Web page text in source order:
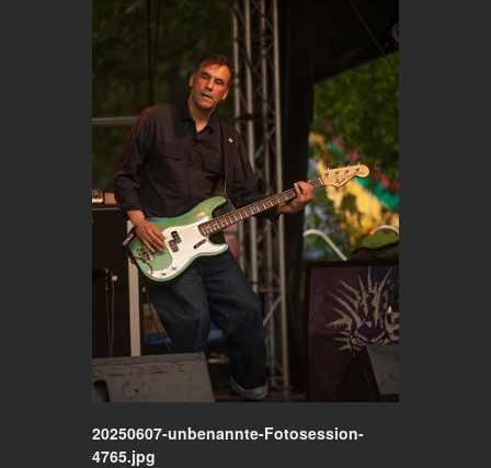
20250607-unbenannte-Fotosession-
4765.jpg